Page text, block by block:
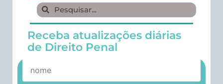
Receba atualizações diárias
de Direito Penal